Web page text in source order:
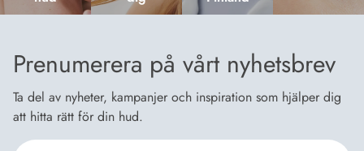
Prenumerera på vårt nyhetsbrev
Ta del av nyheter, kampanjer och inspiration som hjälper dig
att hitta rätt för din hud.